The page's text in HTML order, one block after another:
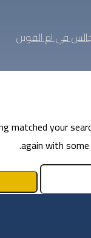
في ام القوين
matched your
again with